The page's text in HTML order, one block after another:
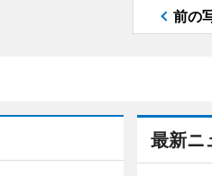
前の
最新ニ